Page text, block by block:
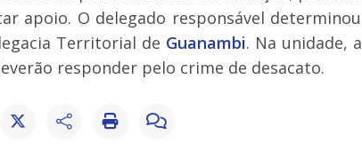
apoio. O delegado responsável determinou
Territorial de Guanambi. Na unidade, a
responder pelo crime de desacato.